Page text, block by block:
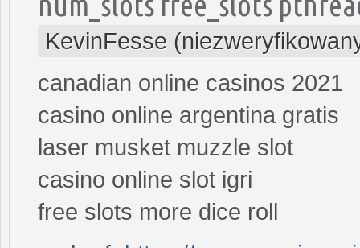
KevinFesse
canadian online casinos 2021
casino online argentina gratis
laser musket muzzle slot
casino online slot igri
free slots more dice roll